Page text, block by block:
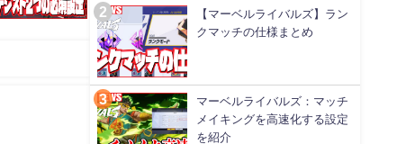
【マーベルライバルズ】ラン
クマッチの仕様まとめ
マーベルライバルズ：マッチ
メイキングを高速化する設定
を紹介